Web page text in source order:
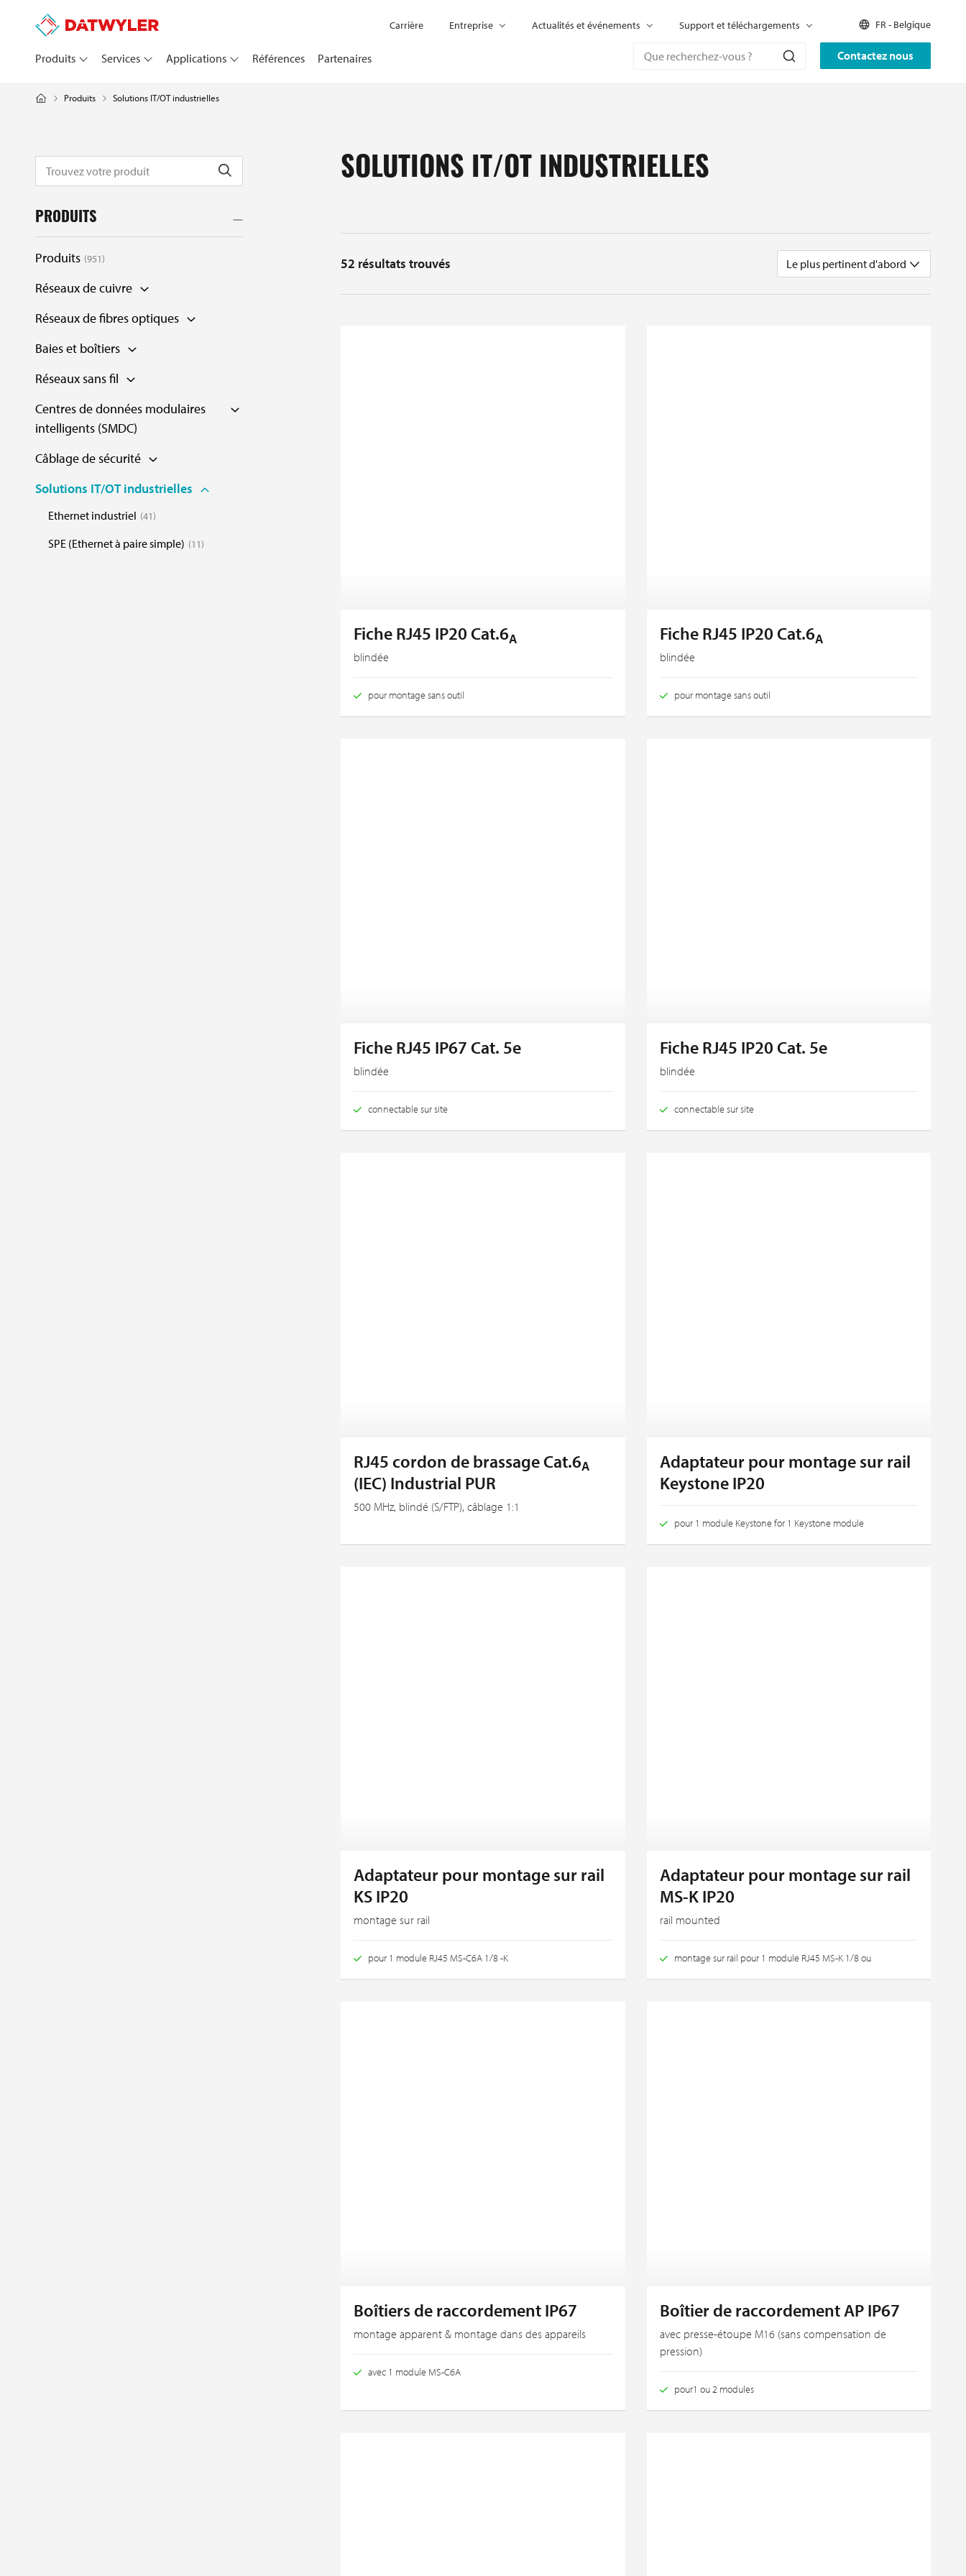
Contactez nous
Produits Services Applications Références Partenaires
Carrière Entreprise Actualités et événements Support et téléchargements FR - Belgique
Produits Solutions IT/OT industrielles
PRODUITS
Produits 951
Réseaux de cuivre
Réseaux de fibres optiques
Baies et boîtiers
Réseaux sans fil
Centres de données modulaires
intelligents (SMDC)
Câblage de sécurité
Solutions IT/OT industrielles
Ethernet industriel 41
SPE (Ethernet à paire simple) 11
SOLUTIONS IT/OT INDUSTRIELLES
Le plus pertinent d'abord
52 résultats trouvés
Fiche RJ45 IP20 Cat.6A
blindée
pour montage sans outil
Fiche RJ45 IP20 Cat.6A
blindée
pour montage sans outil
Fiche RJ45 IP67 Cat. 5e
blindée
connectable sur site
Fiche RJ45 IP20 Cat. 5e
blindée
connectable sur site
RJ45 cordon de brassage Cat.6A
(IEC) Industrial PUR
500 MHz, blindé (S/FTP), câblage 1:1
Adaptateur pour montage sur rail
Keystone IP20
pour 1 module Keystone for 1 Keystone module
Adaptateur pour montage sur rail
KS IP20
montage sur rail
pour 1 module RJ45 MS-C6A 1/8 -K
Adaptateur pour montage sur rail
MS-K IP20
rail mounted
montage sur rail pour 1 module RJ45 MS-K 1/8 ou
Boîtiers de raccordement IP67
montage apparent & montage dans des appareils
avec 1 module MS-C6A
Boîtier de raccordement AP IP67
avec presse-étoupe M16 (sans compensation de
pression)
pour1 ou 2 modules